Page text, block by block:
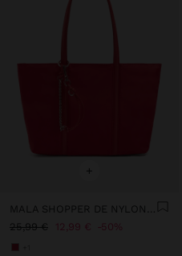
+
MALA SHOPPER DE NYLON COM PENDURO
25,99 €
12,99 € 50%